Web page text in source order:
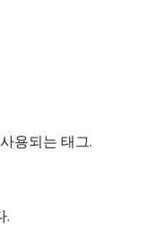
용되는 태그.
.